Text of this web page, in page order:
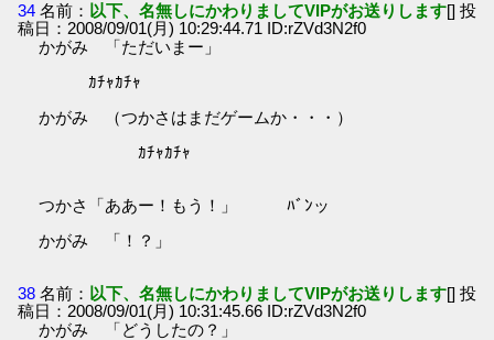
34 名前： 以下、名無しにかわりましてVIPがお送りします[] 投
稿日：2008/09/01(月) 10:29:44.71 ID:rZVd3N2f0
かがみ 「ただいまー」
ｶﾁｬｶﾁｬ
かがみ （つかさはまだゲームか・・・）
ｶﾁｬｶﾁｬ
つかさ「ああー！もう！」 ﾊﾞﾝッ
かがみ 「！？」
38 名前： 以下、名無しにかわりましてVIPがお送りします[] 投
稿日：2008/09/01(月) 10:31:45.66 ID:rZVd3N2f0
かがみ 「どうしたの？」